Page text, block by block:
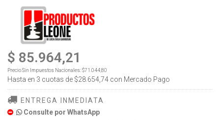
$ 85.964,21
Precio Sin Impuestos Nacionales:$71.044,80
Hasta en 3 cuotas de $28.654,74 con Mercado Pago
ENTREGA INMEDIATA
Consulte por WhatsApp